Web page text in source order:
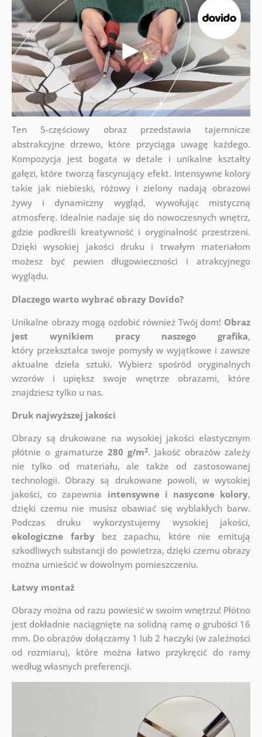
Ten 5-częściowy obraz przedstawia tajemnicze
abstrakcyjne drzewo, które przyciąga uwagę każdego.
Kompozycja jest bogata w detale i unikalne kształty
gałęzi, które tworzą fascynujący efekt. Intensywne kolory
takie jak niebieski, różowy i zielony nadają obrazowi
żywy i dynamiczny wygląd, wywołując mistyczną
atmosferę. Idealnie nadaje się do nowoczesnych wnętrz,
gdzie podkreśli kreatywność i oryginalność przestrzeni.
Dzięki wysokiej jakości druku i trwałym materiałom
możesz być pewien długowieczności i atrakcyjnego
wyglądu.
Dlaczego warto wybrać obrazy Dovido?
Unikalne obrazy mogą ozdobić również Twój dom! Obraz
jest wynikiem pracy naszego grafika,
który przekształca swoje pomysły w wyjątkowe i zawsze
aktualne dzieła sztuki. Wybierz spośród oryginalnych
wzorów i upiększ swoje wnętrze obrazami, które
znajdziesz tylko u nas.
Druk najwyższej jakości
Obrazy są drukowane na wysokiej jakości elastycznym
płótnie o gramaturze 280 g/m2. Jakość obrazów zależy
nie tylko od materiału, ale także od zastosowanej
technologii. Obrazy są drukowane powoli, w wysokiej
jakości, co zapewnia intensywne i nasycone kolory,
dzięki czemu nie musisz obawiać się wyblakłych barw.
Podczas druku wykorzystujemy wysokiej jakości,
ekologiczne farbybez zapachu, które nie emitują
szkodliwych substancji do powietrza, dzięki czemu obrazy
można umieścić w dowolnym pomieszczeniu.
Łatwy montaż
Obrazy można od razu powiesić w swoim wnętrzu! Płótno
jest dokładnie naciągnięte na solidną ramę o grubości 16
mm. Do obrazów dołączamy 1 lub 2 haczyki (w zależności
od rozmiaru), które można łatwo przykręcić do ramy
według własnych preferencji.